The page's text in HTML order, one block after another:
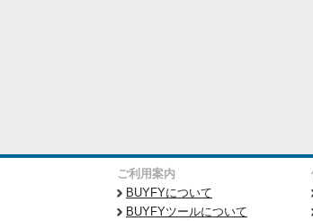
ご利用案内
BUYFYについて
BUYFYツールについて